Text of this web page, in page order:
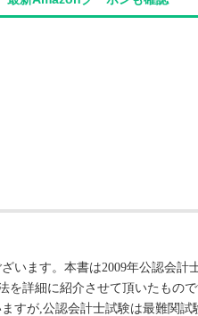
います。本書は2009年公認会計
を詳細に紹介させて頂いたもの
すが,公認会計士試験は最難関